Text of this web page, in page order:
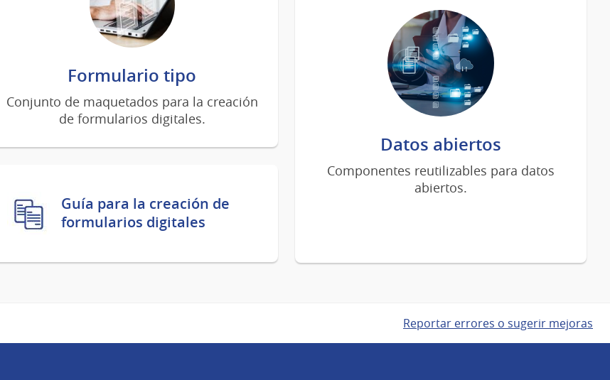
Formulario tipo
Conjunto de maquetados para la creación
de formularios digitales.
Guía para la creación de
formularios digitales
Datos abiertos
Componentes reutilizables para datos
abiertos.
Reportar errores o sugerir mejoras